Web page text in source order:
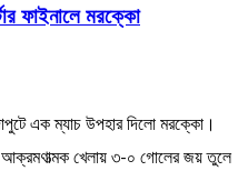
ফাইনালে মরক্কো
এক ম্যাচ উপহার দিলো মরক্কো।
আক্রমণাত্মক খেলায় ৩-০ গোলের জয় তুলে